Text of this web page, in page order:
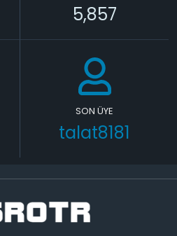
5,857
SON ÜYE
talat8181